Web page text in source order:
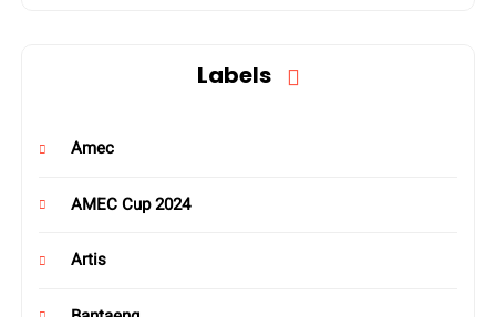
Labels
Amec
AMEC Cup 2024
Artis